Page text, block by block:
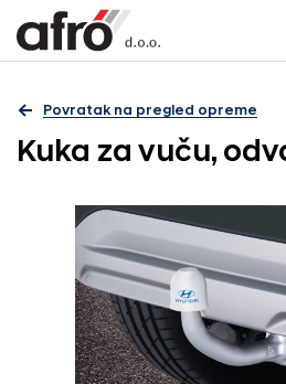
Povratak na pregled opreme
Kuka za vuču,